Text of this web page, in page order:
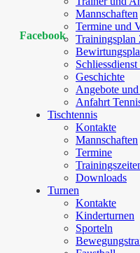
Mannschaften
Termine und
Trainingsplan
Geschichte
Angebote
Anfahrt
Tischtennis
Kontakte
Mannschaften
Termine
Downloads
Turnen
Kontakte
Kinderturnen
Sporteln
Facebook